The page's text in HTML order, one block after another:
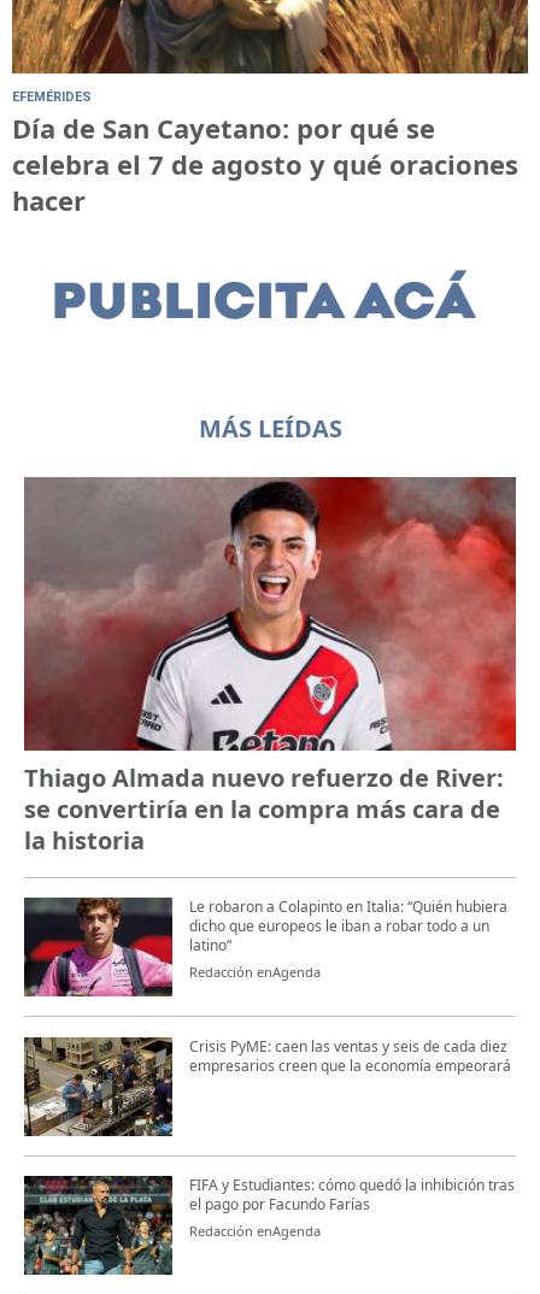
EFEMÉRIDES
Día de San Cayetano: por qué se
celebra el 7 de agosto y qué oraciones
hacer
MÁS LEÍDAS
Thiago Almada nuevo refuerzo de River:
se convertiría en la compra más cara de
la historia
Le robaron a Colapinto en Italia: “Quién hubiera
dicho que europeos le iban a robar todo a un
latino“
Redacción enAgenda
Crisis PyME: caen las ventas y seis de cada diez
empresarios creen que la economía empeorará
FIFA y Estudiantes: cómo quedó la inhibición tras
el pago por Facundo Farías
Redacción enAgenda